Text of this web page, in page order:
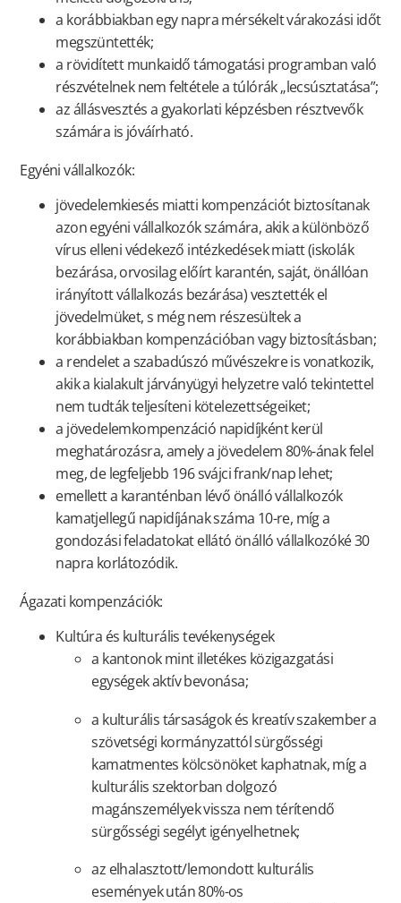
a korábbiakban egy napra mérsékelt várakozási időt
megszüntették;
a rövidített munkaidő támogatási programban való
részvételnek nem feltétele a túlórák „lecsúsztatása”;
az állásvesztés a gyakorlati képzésben résztvevők
számára is jóváírható.
Egyéni vállalkozók:
jövedelemkiesés miatti kompenzációt biztosítanak
azon egyéni vállalkozók számára, akik a különböző
vírus elleni védekező intézkedések miatt (iskolák
bezárása, orvosilag előírt karantén, saját, önállóan
irányított vállalkozás bezárása) vesztették el
jövedelmüket, s még nem részesültek a
korábbiakban kompenzációban vagy biztosításban;
a rendelet a szabadúszó művészekre is vonatkozik,
akik a kialakult járványügyi helyzetre való tekintettel
nem tudták teljesíteni kötelezettségeiket;
a jövedelemkompenzáció napidíjként kerül
meghatározásra, amely a jövedelem 80%-ának felel
meg, de legfeljebb 196 svájci frank/nap lehet;
emellett a karanténban lévő önálló vállalkozók
kamatjellegű napidíjának száma 10-re, míg a
gondozási feladatokat ellátó önálló vállalkozóké 30
napra korlátozódik.
Ágazati kompenzációk:
Kultúra és kulturális tevékenységek
a kantonok mint illetékes közigazgatási
egységek aktív bevonása;
a kulturális társaságok és kreatív szakember a
szövetségi kormányzattól sürgősségi
kamatmentes kölcsönöket kaphatnak, míg a
kulturális szektorban dolgozó
magánszemélyek vissza nem térítendő
sürgősségi segélyt igényelhetnek;
az elhalasztott/lemondott kulturális
események után 80%-os